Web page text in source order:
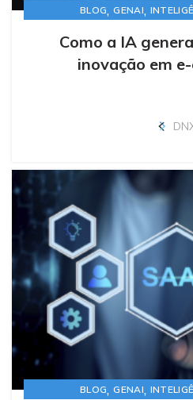
BLOG,GENAI,
Como a IA
inovação em
BLOG,GENAI,